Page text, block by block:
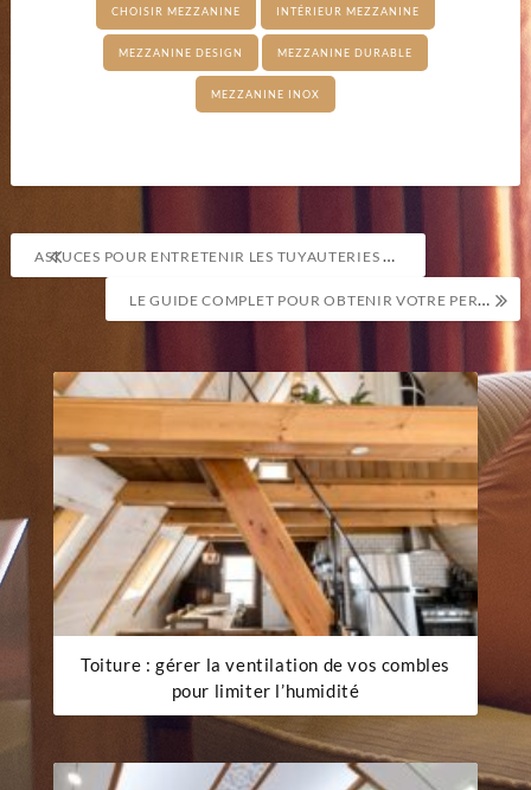
CHOISIR MEZZANINE INTÉRIEUR MEZZANINE
MEZZANINE DESIGN MEZZANINE DURABLE
MEZZANINE INOX
Navigation
de
l’article
ASTUCES POUR ENTRETENIR LES TUYAUTERIES ET SKIMMERS DE VOTRE PISCINE
LE GUIDE COMPLET POUR OBTENIR VOTRE PERMIS DE CONSTRUIRE POUR AMÉNAGER VOS COMBLES
Toiture : gérer la ventilation de vos combles
pour limiter l’humidité